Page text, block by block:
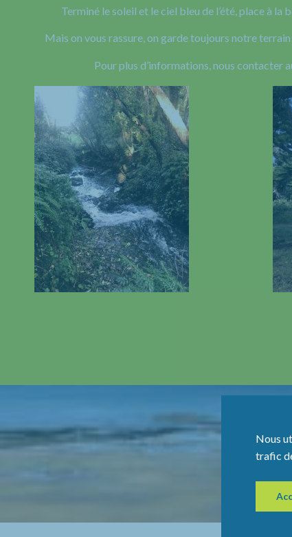
Terminé le soleil et le ciel bleu de l’été, place à la
Mais on vous rassure, on garde toujours notre
Pour plus d’informations, nous contacter
Nous
trafic